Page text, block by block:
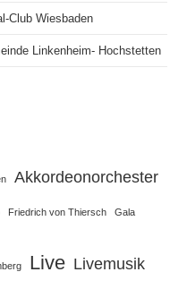
Club Wiesbaden
Linkenheim- Hochstetten
Akkordeonorchester
Friedrich von Thiersch Gala
Live Livemusik